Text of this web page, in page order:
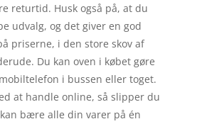
returtid. Husk også på, at du
udvalg, og det giver en god
priserne, i den store skov af
Du kan oven i købet gøre
i bussen eller toget.
at handle online, så slipper du
bære alle din varer på én